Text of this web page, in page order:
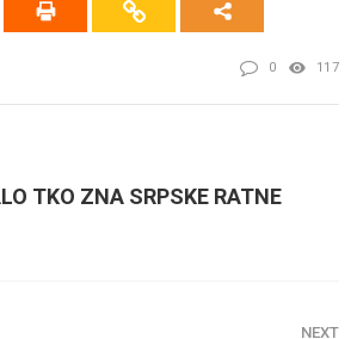
0 117
TKO ZNA SRPSKE RATNE
NEXT